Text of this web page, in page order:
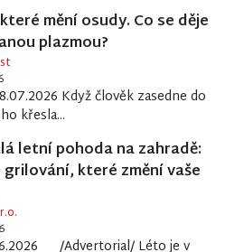
mění osudy. Co se děje
plazmou?
Když člověk zasedne do
křesla...
letní pohoda na zahradě:
které změní vaše
/Advertorial/ Léto je v